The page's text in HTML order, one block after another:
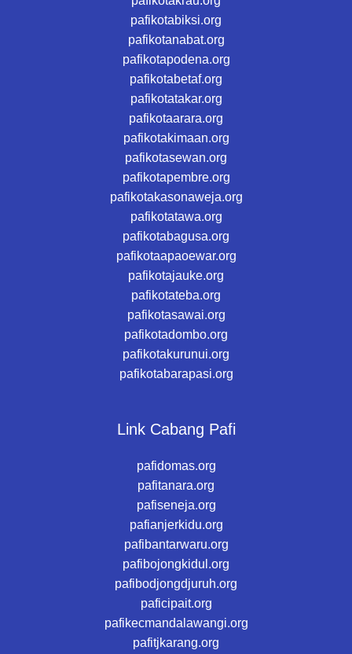
pafikotabiksi.org
pafikotanabat.org
pafikotapodena.org
pafikotabetaf.org
pafikotatakar.org
pafikotaarara.org
pafikotakimaan.org
pafikotasewan.org
pafikotapembre.org
pafikotakasonaweja.org
pafikotatawa.org
pafikotabagusa.org
pafikotaapaoewar.org
pafikotajauke.org
pafikotateba.org
pafikotasawai.org
pafikotadombo.org
pafikotakurunui.org
pafikotabarapasi.org
Link Cabang Pafi
pafidomas.org
pafitanara.org
pafiseneja.org
pafianjerkidu.org
pafibantarwaru.org
pafibojongkidul.org
pafibodjongdjuruh.org
paficipait.org
pafikecmandalawangi.org
pafitjkarang.org